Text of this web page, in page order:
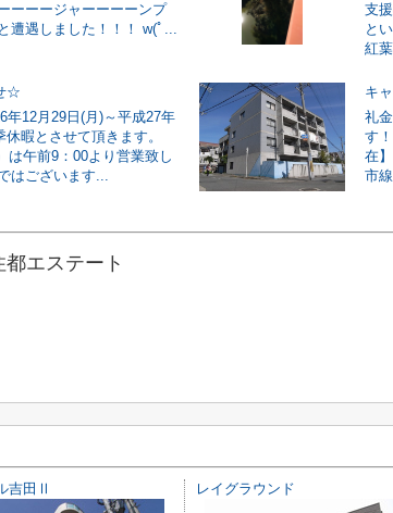
ーーージャーーーーンプ
遭遇しました！！！ w(ﾟ...
支
と
紅
☆
年12月29日(月)～平成27年
暇とさせて頂きます。
は午前9：00より営業致し
はございます...
キ
礼
す
在
市
エステート
吉田Ⅱ レイグラウンド